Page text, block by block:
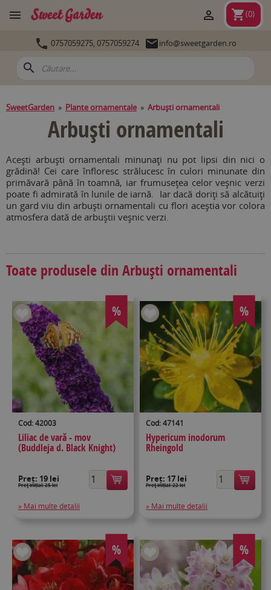
 shopping_cart(0)

 0757059275, 0757059274 info@sweetgarden.ro
search
SweetGarden » Plante ornamentale » Arbuşti ornamentali
Arbuşti ornamentali
Aceşti arbuşti ornamentali minunaţi nu pot lipsi din nici o
grădină! Cei care înfloresc strălucesc în culori minunate din
primăvară până în toamnă, iar frumuseţea celor veşnic verzi
poate fi admirată în lunile de iarnă. Iar dacă doriţi să alcătuiţi
un gard viu din arbuşti ornamentali cu flori aceştia vor colora
atmosfera dată de arbuştii veşnic verzi.
Toate produsele din Arbuşti ornamentali
%
Cod: 42003
Liliac de vară - mov
(Buddleja d. Black Knight)
Preț: 19 lei
Preţ inițial: 25 lei
» Mai multe detalii
%
Cod: 47141
Hypericum inodorum
Rheingold
Preț: 17 lei
Preţ inițial: 22 lei
» Mai multe detalii
% %